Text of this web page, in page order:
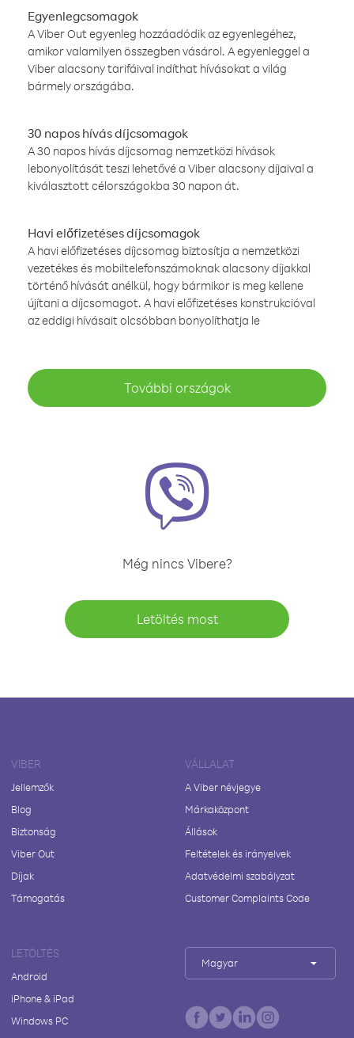
Egyenlegcsomagok
A Viber Out egyenleg hozzáadódik az egyenlegéhez,
amikor valamilyen összegben vásárol. A egyenleggel a
Viber alacsony tarifáival indíthat hívásokat a világ
bármely országába.
30 napos hívás díjcsomagok
A 30 napos hívás díjcsomag nemzetközi hívások
lebonyolítását teszi lehetővé a Viber alacsony díjaival a
kiválasztott célországokba 30 napon át.
Havi előfizetéses díjcsomagok
A havi előfizetéses díjcsomag biztosítja a nemzetközi
vezetékes és mobiltelefonszámoknak alacsony díjakkal
történő hívását anélkül, hogy bármikor is meg kellene
újítani a díjcsomagot. A havi előfizetéses konstrukcióval
az eddigi hívásait olcsóbban bonyolíthatja le
További országok
Még nincs Vibere?
Letöltés most
VIBER
Jellemzők
Blog
Biztonság
Viber Out
Díjak
Támogatás
VÁLLALAT
A Viber névjegye
Márkaközpont
Állások
Feltételek és irányelvek
Adatvédelmi szabályzat
Customer Complaints Code
LETÖLTÉS
Android
iPhone & iPad
Windows PC
Magyar